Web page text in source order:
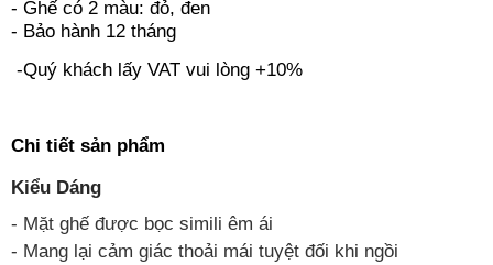
- Ghế có 2 màu: đỏ, đen
- Bảo hành 12 tháng
-Quý khách lấy VAT vui lòng +10%
Chi tiết sản phẩm
Kiểu Dáng
- Mặt ghế được bọc simili êm ái
- Mang lại cảm giác thoải mái tuyệt đối khi ngồi